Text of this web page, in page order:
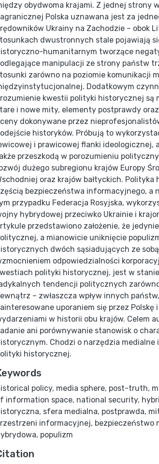
obydwoma krajami. Z jednej strony
Polska uznawana jest za
Ukrainy na Zachodzie – obok
dwustronnych stale pojawiają
humanitarnym tworzące
manipulacji ze strony państw
zarówno na poziomie komunikacji
Dodatkowym
kwestii polityki historycznej są
i nowe mity, elementy postprawdy
dokonywane przez
historyków. Próbują to
i prawicowej flanki ideologicznej,
przeszkodą w porozumieniu
dużego subregionu krajów Europy
oraz krajów bałtyckich. Polityka
bezpieczeństwa informacyjnego, a
przypadku Federacja Rosyjska,
hybrydowej przeciwko Ukrainie i
przedstawiono założenie, że
a mianowicie uniknięcie
dwóch sąsiadujących ze
odpowiedzialności
polityki historycznej, jest w
tendencji politycznych
– zwłaszcza wpływ innych
uporaniem się przez Polskę
w historii obu krajów. Celem
ani porównywanie stanowisk o
Chodzi o narzędzia medialne
historycznej.
policy, media sphere, post-truth,
information space, national security,
, sfera medialna, postprawda,
informacyjnej, bezpieczeństwo
, populizm